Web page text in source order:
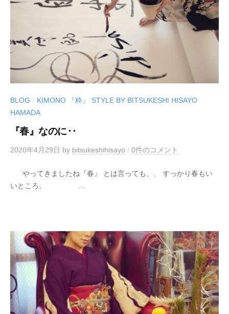
BLOG / KIMONO 『粋』 STYLE BY BITSUKESHI HISAYO
HAMADA
『春』なのに‥
2020年4月29日 by bitsukeshihisayo / 0件のコメント
やってきましたね『春』 とは言っても、、 すっかり春もい
いところ。 ...